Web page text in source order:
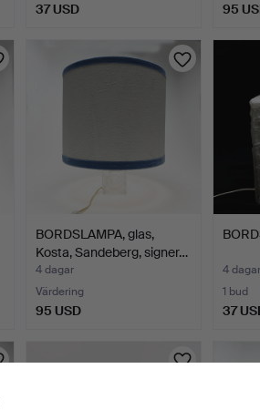
37 USD 95
BORDSLAMPA, glas,
Kosta, Sandeberg, signer…
4 dagar
Värdering
95 USD
4 dagar
1 bud
37